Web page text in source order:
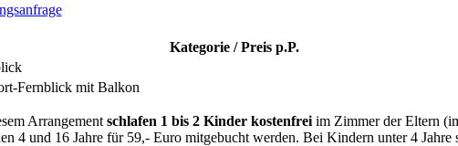
Kategorie / Preis p.P.
Fernblick mit Balkon
Arrangement schlafen 1 bis 2 Kinder kostenfreiim Zimmer der Eltern
4 und 16 Jahre für 59,- Euro mitgebucht werden. Bei Kindern unter 4